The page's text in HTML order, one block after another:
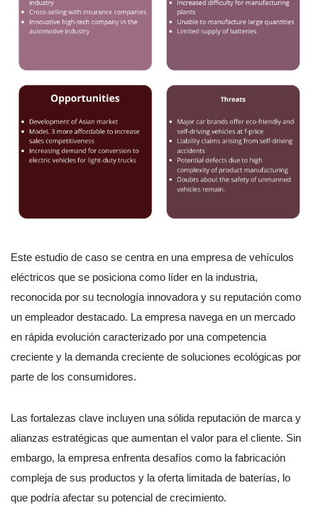
Este estudio de caso se centra en una empresa de vehículos
eléctricos que se posiciona como líder en la industria,
reconocida por su tecnología innovadora y su reputación como
un empleador destacado. La empresa navega en un mercado
en rápida evolución caracterizado por una competencia
creciente y la demanda creciente de soluciones ecológicas por
parte de los consumidores.
Las fortalezas clave incluyen una sólida reputación de marca y
alianzas estratégicas que aumentan el valor para el cliente. Sin
embargo, la empresa enfrenta desafíos como la fabricación
compleja de sus productos y la oferta limitada de baterías, lo
que podría afectar su potencial de crecimiento.